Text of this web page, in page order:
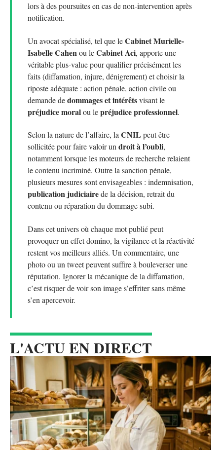
lors à des poursuites en cas de non-intervention après
notification.
Un avocat spécialisé, tel que leCabinet Murielle-
Isabelle Cahenou leCabinet Aci, apporte une
véritable plus-value pour qualifier précisément les
faits (diffamation, injure, dénigrement) et choisir la
riposte adéquate : action pénale, action civile ou
demande dedommages et intérêtsvisant le
préjudice moralou lepréjudice professionnel.
Selon la nature de l’affaire, la CNIL peut être
sollicitée pour faire valoir un droit à l’oubli,
notamment lorsque les moteurs de recherche relaient
le contenu incriminé. Outre la sanction pénale,
plusieurs mesures sont envisageables : indemnisation,
publication judiciairede la décision, retrait du
contenu ou réparation du dommage subi.
Dans cet univers où chaque mot publié peut
provoquer un effet domino, la vigilance et la réactivité
restent vos meilleurs alliés. Un commentaire, une
photo ou un tweet peuvent suffire à bouleverser une
réputation. Ignorer la mécanique de la diffamation,
c’est risquer de voir son image s’effriter sans même
s’en apercevoir.
L'ACTU EN DIRECT